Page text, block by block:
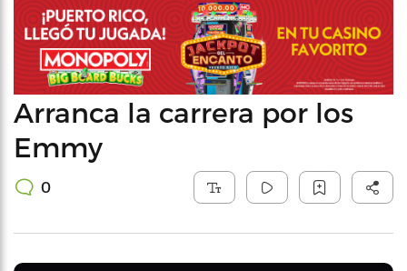
Arranca la carrera por los
Emmy
0